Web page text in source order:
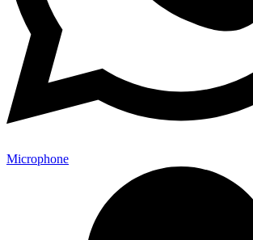
Microphone